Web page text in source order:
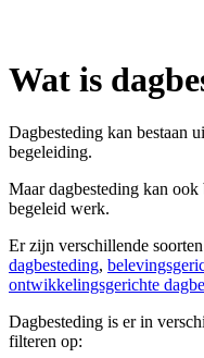
Wat is
Dagbesteding kan bestaan
begeleiding.
Maar dagbesteding kan
begeleid werk.
Er zijn verschillende
dagbesteding,
ontwikkelingsgerichte
Dagbesteding is er in
filteren op: